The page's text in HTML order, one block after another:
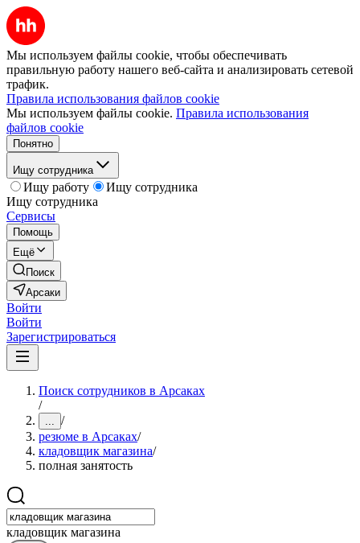
Мы используем файлы cookie, чтобы обеспечивать
правильную работу нашего веб-сайта и анализировать сетевой
трафик.
Правила использования файлов cookie
Мы используем файлы cookie. Правила использования
файлов cookie
Понятно
Ищу сотрудника
Ищу работу
Ищу сотрудника
Ищу сотрудника
Сервисы
Помощь
Ещё
Поиск
Арсаки
Войти
Войти
Зарегистрироваться
Поиск сотрудников в Арсаках
/
... /
резюме в Арсаках/
кладовщик магазина/
полная занятость
кладовщик магазина